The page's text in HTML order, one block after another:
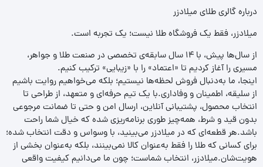
درباره گالری طلای میلادزر
میلادزر، فقط یک فروشگاه طلا نیست؛ یک تجربه‌ است.
از سال‌ها پیش، با ۱۴ سال سابقه‌ی تخصصی در صنعت طلا و جواهر،
مسیری را آغاز کردیم تا «اعتماد» را با «زیبایی» ترکیب کنیم.
اینجا، ما به‌دنبال فروش لحظه‌ها نیستیم؛ بلکه می‌خواهیم روایت باشیم
از سلیقه، اطمینان و وفاداری.با یک تیم حرفه‌ای و متعهد، از طراحی تا
انتخاب محصول، پشتیبانی آنلاین، ارسال امن و حتی تا ضمانت مرجوعی
بدون قید و شرط، همه‌چیز طوری برنامه‌ریزی شده که خیال شما راحت
باشد.هر قطعه‌ای که در میلادزر می‌بینید، با وسواس و دقت انتخاب شده؛
برای کسانی که طلا را فقط به‌عنوان کالا نمی‌بینند، بلکه به‌عنوان بخشی از
هویت‌شان.میلادزر، انتخاب شماست؛ چون ما می‌دانیم کیفیت واقعی